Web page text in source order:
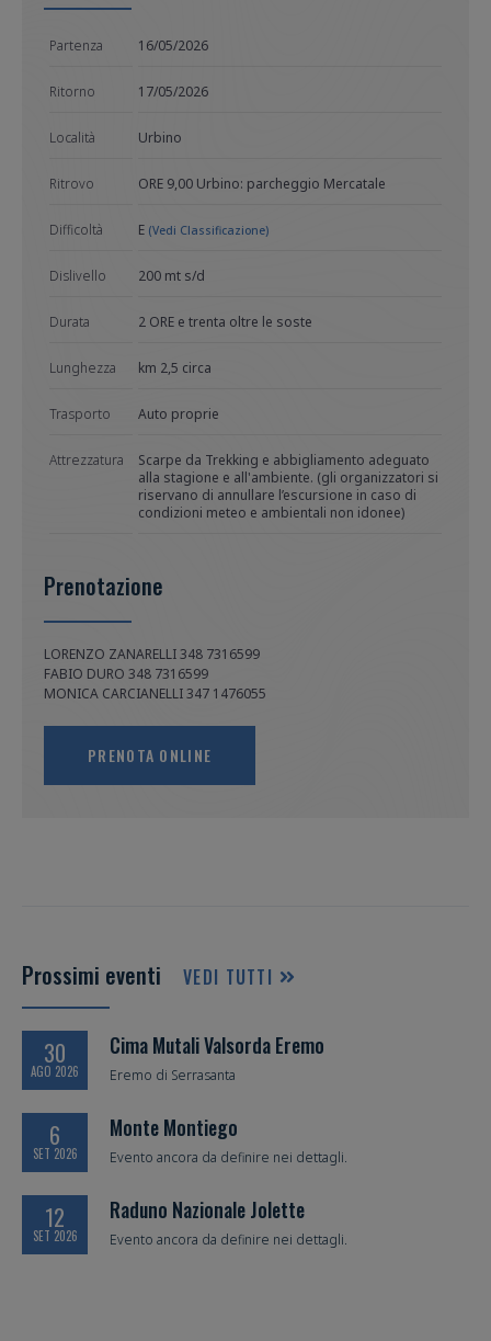
Partenza 16/05/2026
Ritorno 17/05/2026
Località Urbino
Ritrovo ORE 9,00 Urbino: parcheggio Mercatale
Difficoltà E (Vedi Classificazione)
Dislivello 200 mt s/d
Durata 2 ORE e trenta oltre le soste
Lunghezza km 2,5 circa
Trasporto Auto proprie
Attrezzatura
Scarpe da Trekking e abbigliamento adeguato
alla stagione e all'ambiente. (gli organizzatori si
riservano di annullare l’escursione in caso di
condizioni meteo e ambientali non idonee)
Prenotazione
LORENZO ZANARELLI 348 7316599
FABIO DURO 348 7316599
MONICA CARCIANELLI 347 1476055
PRENOTA ONLINE
Prossimi eventi VEDI TUTTI
Cima Mutali Valsorda Eremo
30
AGO 2026 Eremo di Serrasanta
Monte Montiego
6
SET 2026 Evento ancora da definire nei dettagli.
Raduno Nazionale Jolette
12
SET 2026 Evento ancora da definire nei dettagli.